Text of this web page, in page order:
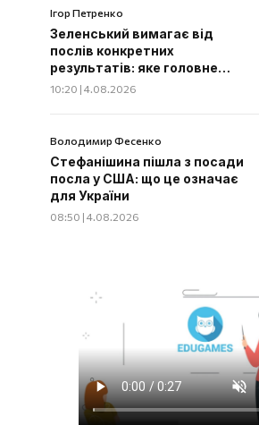
Ігор Петренко
Зеленський вимагає від
послів конкретних
результатів: яке головне
завдання дипломатів
10:20 | 4.08.2026
Володимир Фесенко
Стефанішина пішла з посади
посла у США: що це означає
для України
08:50 | 4.08.2026